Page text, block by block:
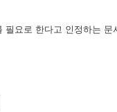
요로 한다고 인정하는 문